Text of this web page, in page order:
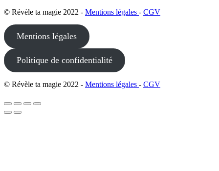
© Révèle ta magie 2022 - Mentions légales - CGV
Mentions légales
Politique de confidentialité
© Révèle ta magie 2022 - Mentions légales - CGV